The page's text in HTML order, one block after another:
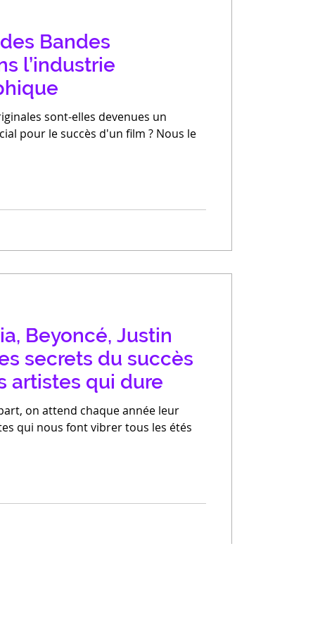
Bandes
l’industrie
sont-elles devenues un
pour le succès d'un film ? Nous le
Beyoncé, Justin
secrets du succès
artistes qui dure
on attend chaque année leur
qui nous font vibrer tous les étés